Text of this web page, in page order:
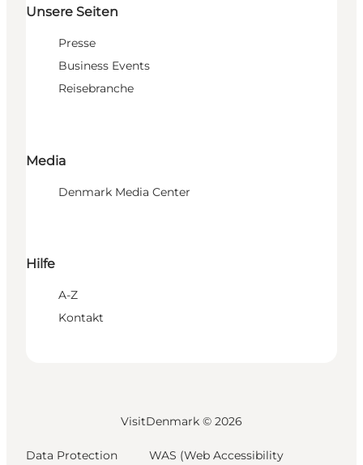
Unsere Seiten
Presse
Business Events
Reisebranche
Media
Denmark Media Center
Hilfe
A-Z
Kontakt
VisitDenmark © 2026
Data Protection
WAS (Web Accessibility